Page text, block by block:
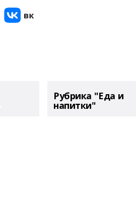
Рубрика "Еда и
напитки"